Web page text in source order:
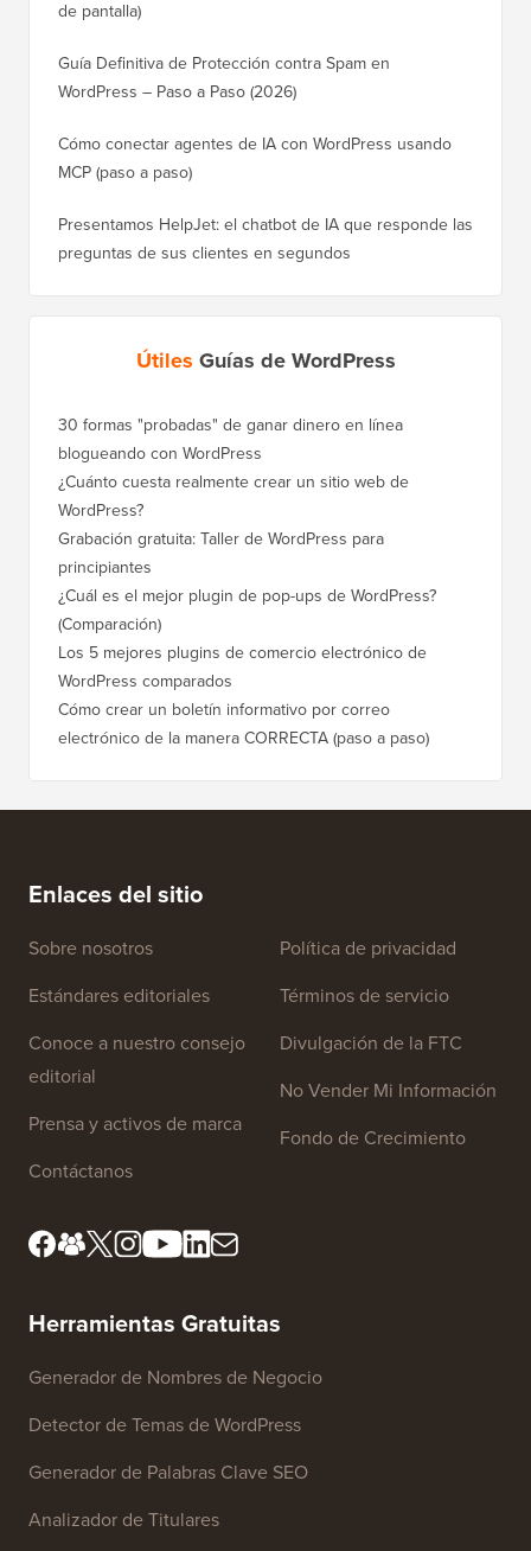
de pantalla)
Guía Definitiva de Protección contra Spam en
WordPress – Paso a Paso (2026)
Cómo conectar agentes de IA con WordPress usando
MCP (paso a paso)
Presentamos HelpJet: el chatbot de IA que responde las
preguntas de sus clientes en segundos
Útiles Guías de WordPress
30 formas "probadas" de ganar dinero en línea
blogueando con WordPress
¿Cuánto cuesta realmente crear un sitio web de
WordPress?
Grabación gratuita: Taller de WordPress para
principiantes
¿Cuál es el mejor plugin de pop-ups de WordPress?
(Comparación)
Los 5 mejores plugins de comercio electrónico de
WordPress comparados
Cómo crear un boletín informativo por correo
electrónico de la manera CORRECTA (paso a paso)
Enlaces del sitio
Sobre nosotros
Estándares editoriales
Conoce a nuestro consejo
editorial
Prensa y activos de marca
Contáctanos
Política de privacidad
Términos de servicio
Divulgación de la FTC
No Vender Mi Información
Fondo de Crecimiento
Herramientas Gratuitas
Generador de Nombres de Negocio
Detector de Temas de WordPress
Generador de Palabras Clave SEO
Analizador de Titulares